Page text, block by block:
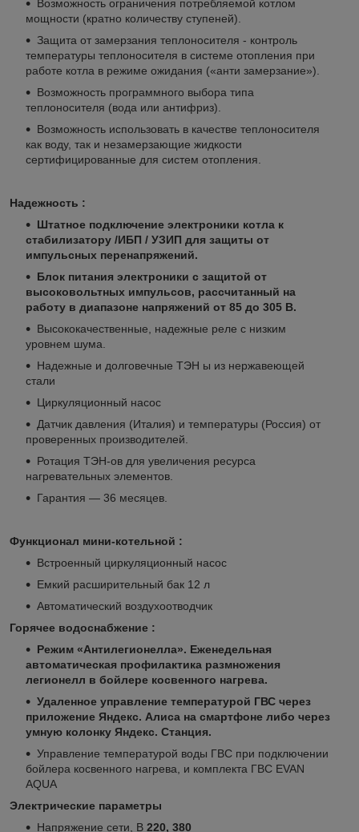
Возможность ограничения потребляемой котлом
мощности (кратно количеству ступеней).
Защита от замерзания теплоносителя - контроль
температуры теплоносителя в системе отопления при
работе котла в режиме ожидания («анти замерзание»).
Возможность программного выбора типа
теплоносителя (вода или антифриз).
Возможность использовать в качестве теплоносителя
как воду, так и незамерзающие жидкости
сертифицированные для систем отопления.
Надежность :
Штатное подключение электроники котла к
стабилизатору /ИБП / УЗИП для защиты от
импульсных перенапряжений.
Блок питания электроники с защитой от
высоковольтных импульсов, рассчитанный на
работу в диапазоне напряжений от 85 до 305 В.
Высококачественные, надежные реле с низким
уровнем шума.
Надежные и долговечные ТЭН ы из нержавеющей
стали
Циркуляционный насос
Датчик давления (Италия) и температуры (Россия) от
проверенных производителей.
Ротация ТЭН-ов для увеличения ресурса
нагревательных элементов.
Гарантия — 36 месяцев.
Функционал мини-котельной :
Встроенный циркуляционный насос
Емкий расширительный бак 12 л
Автоматический воздухоотводчик
Горячее водоснабжение :
Режим «Антилегионелла». Еженедельная
автоматическая профилактика размножения
легионелл в бойлере косвенного нагрева.
Удаленное управление температурой ГВС через
приложение Яндекс. Алиса на смартфоне либо через
умную колонку Яндекс. Станция.
Управление температурой воды ГВС при подключении
бойлера косвенного нагрева, и комплекта ГВС EVAN
AQUA
Электрические параметры
Напряжение сети, В 220, 380